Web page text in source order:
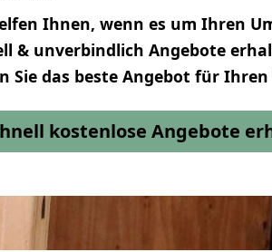
Ihnen, wenn es um Ihren
& unverbindlich Angebote
Sie das beste Angebot für Ihren
kostenlose Angebote